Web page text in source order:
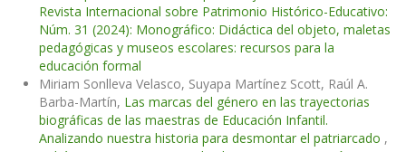
Revista Internacional sobre Patrimonio Histórico-Educativo:
Núm. 31 (2024): Monográfico: Didáctica del objeto, maletas
pedagógicas y museos escolares: recursos para la
educación formal
Miriam Sonlleva Velasco, Suyapa Martínez Scott, Raúl A.
Barba-Martín, Las marcas del género en las trayectorias
biográficas de las maestras de Educación Infantil.
Analizando nuestra historia para desmontar el patriarcado ,